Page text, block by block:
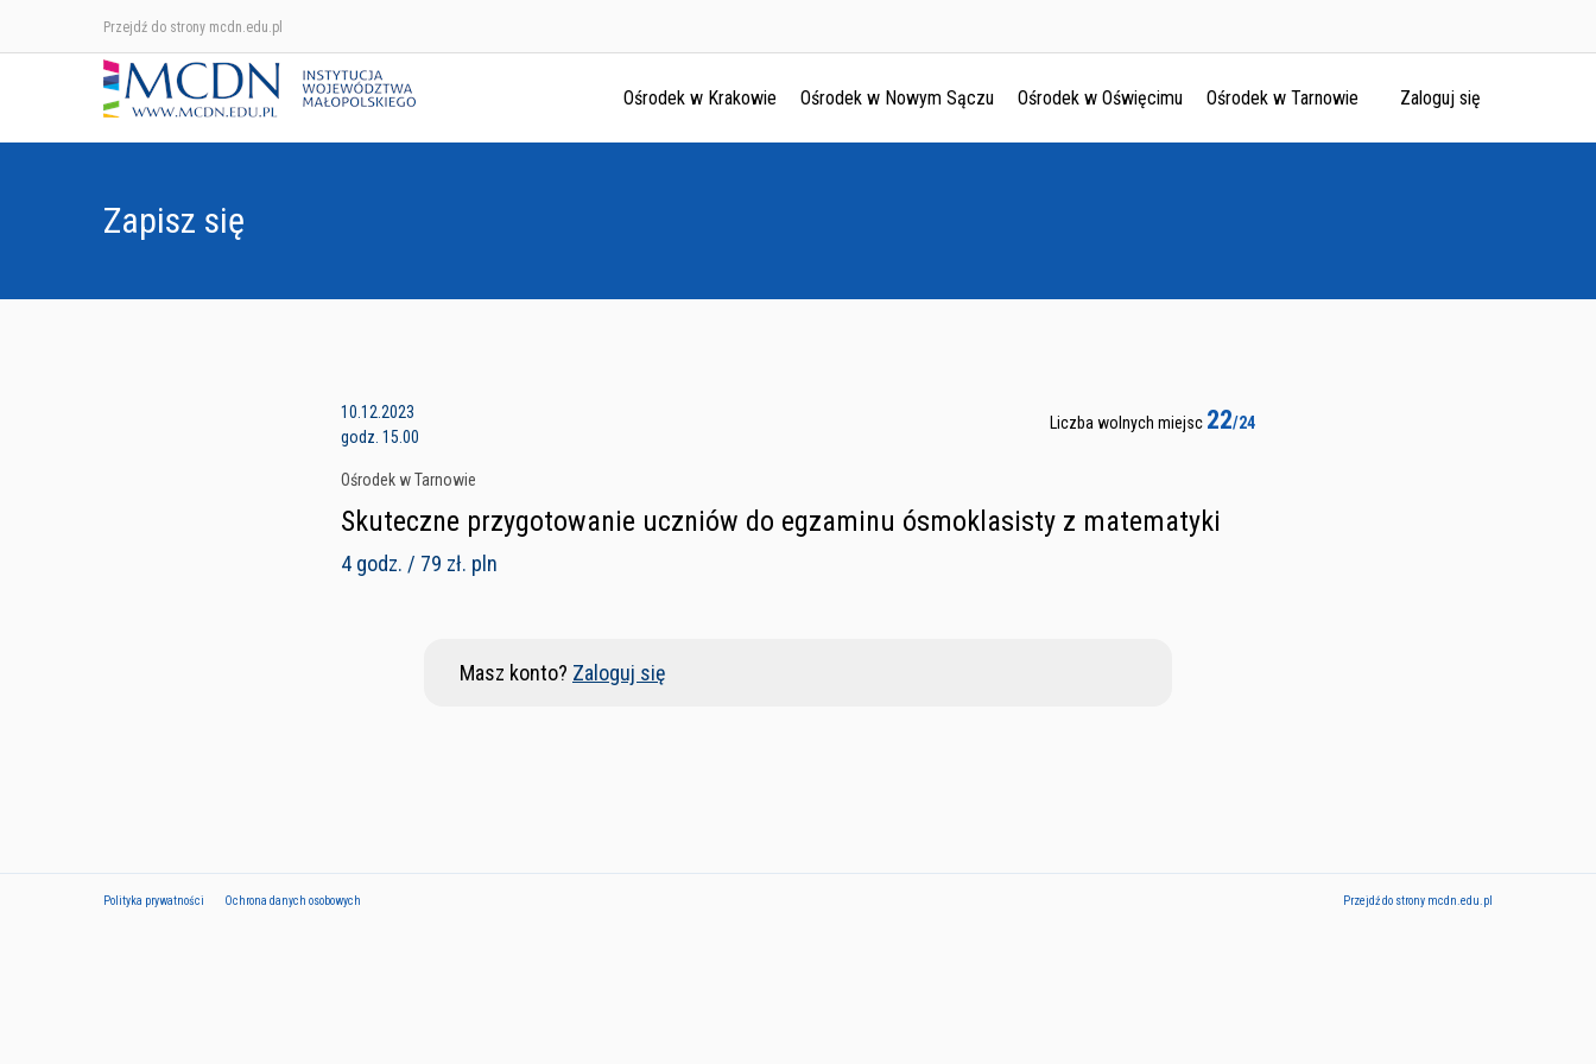
Przejdź do strony mcdn.edu.pl
Ośrodek w Krakowie Ośrodek w Nowym Sączu Ośrodek w Oświęcimu Ośrodek w Tarnowie Zaloguj się
Zapisz się
10.12.2023
godz. 15.00
Ośrodek w Tarnowie
Liczba wolnych miejsc 22/24
Skuteczne przygotowanie uczniów do egzaminu ósmoklasisty z matematyki
4 godz. / 79 zł. pln
Masz konto? Zaloguj się
Polityka prywatności Ochrona danych osobowych Przejdź do strony mcdn.edu.pl
Ośrodek w Krakowie